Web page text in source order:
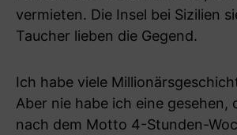
vermieten. Die Insel bei Sizilien
Taucher lieben die Gegend.
Ich habe viele
Aber nie habe ich eine gesehen,
nach dem Motto 4-Stunden-